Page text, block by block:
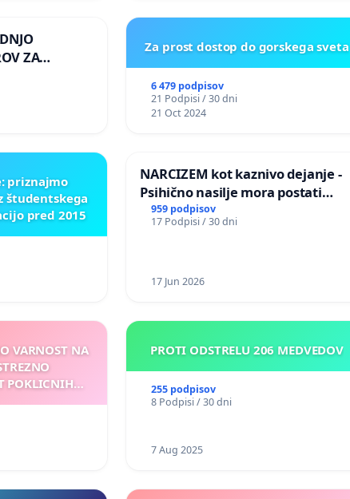
ZA
Za prost dostop do gorskega sveta
6 479 podpisov
21 Podpisi / 30 dni
21 Oct 2024
priznajmo
študentskega
pred 2015
NARCIZEM kot kaznivo dejanje -
Psihično nasilje mora postati
enako prepoznano kot fizično
nasilje
959 podpisov
17 Podpisi / 30 dni
17 Jun 2026
VARNOST NA
POKLICNIH
PROTI ODSTRELU 206 MEDVEDOV
255 podpisov
8 Podpisi / 30 dni
7 Aug 2025